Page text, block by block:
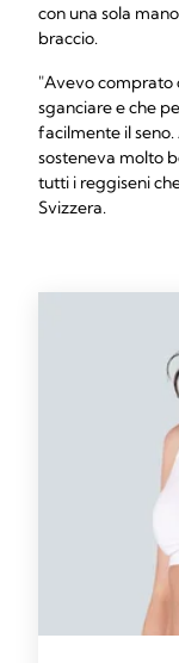
con una sola
braccio.
"Avevo comprato
sganciare e che
facilmente il
sosteneva molto
tutti i reggiseni
Svizzera.